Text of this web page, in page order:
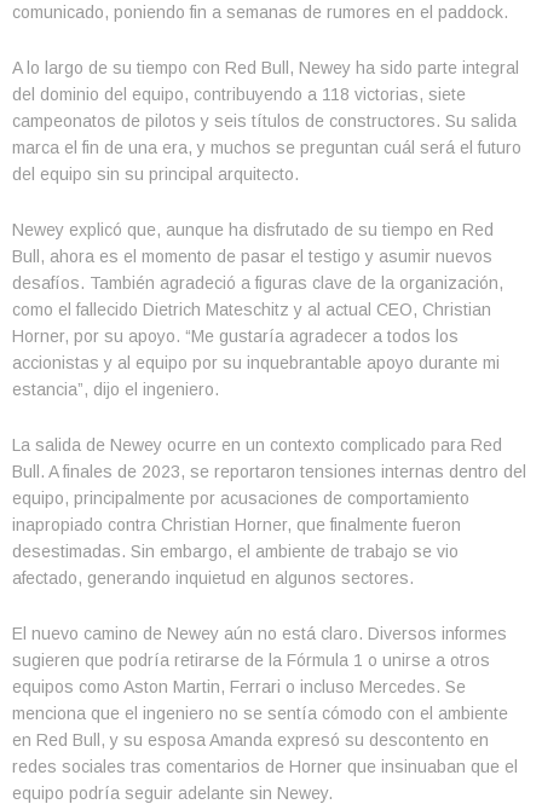
comunicado, poniendo fin a semanas de rumores en el paddock.
A lo largo de su tiempo con Red Bull, Newey ha sido parte integral
del dominio del equipo, contribuyendo a 118 victorias, siete
campeonatos de pilotos y seis títulos de constructores. Su salida
marca el fin de una era, y muchos se preguntan cuál será el futuro
del equipo sin su principal arquitecto.
Newey explicó que, aunque ha disfrutado de su tiempo en Red
Bull, ahora es el momento de pasar el testigo y asumir nuevos
desafíos. También agradeció a figuras clave de la organización,
como el fallecido Dietrich Mateschitz y al actual CEO, Christian
Horner, por su apoyo. “Me gustaría agradecer a todos los
accionistas y al equipo por su inquebrantable apoyo durante mi
estancia”, dijo el ingeniero.
La salida de Newey ocurre en un contexto complicado para Red
Bull. A finales de 2023, se reportaron tensiones internas dentro del
equipo, principalmente por acusaciones de comportamiento
inapropiado contra Christian Horner, que finalmente fueron
desestimadas. Sin embargo, el ambiente de trabajo se vio
afectado, generando inquietud en algunos sectores.
El nuevo camino de Newey aún no está claro. Diversos informes
sugieren que podría retirarse de la Fórmula 1 o unirse a otros
equipos como Aston Martin, Ferrari o incluso Mercedes. Se
menciona que el ingeniero no se sentía cómodo con el ambiente
en Red Bull, y su esposa Amanda expresó su descontento en
redes sociales tras comentarios de Horner que insinuaban que el
equipo podría seguir adelante sin Newey.